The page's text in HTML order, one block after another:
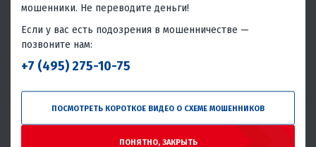
В 1 КЛИК
Хромомолибденовый сплав
мошенники. Не переводите деньги!
Если у вас есть подозрения в мошенничестве —
позвоните нам:
+7 (495) 275-10-75
ПОСМОТРЕТЬ КОРОТКОЕ ВИДЕО О СХЕМЕ МОШЕННИКОВ
ПОНЯТНО, ЗАКРЫТЬ